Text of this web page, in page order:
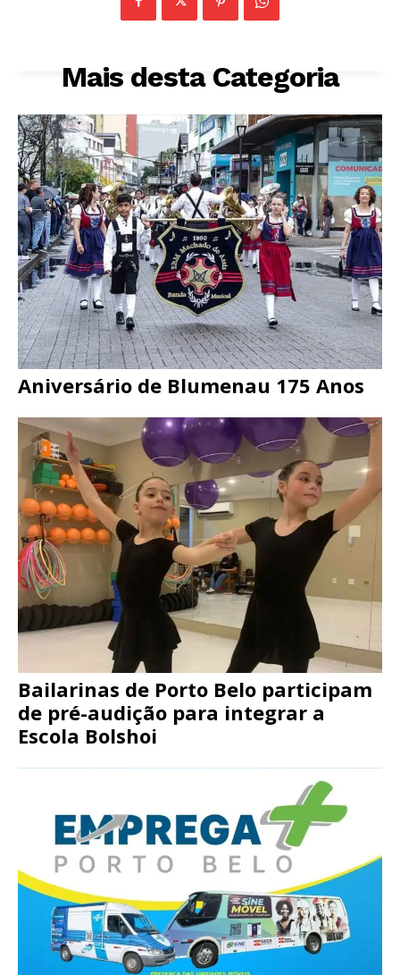
Mais desta Categoria
Aniversário de Blumenau 175 Anos
Bailarinas de Porto Belo participam
de pré-audição para integrar a
Escola Bolshoi